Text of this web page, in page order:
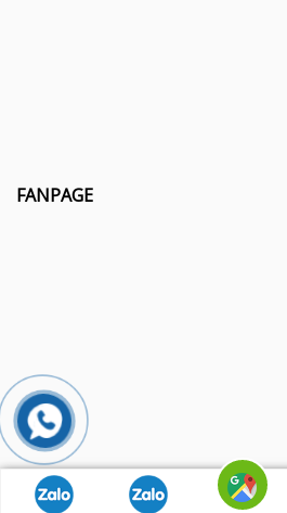
FANPAGE